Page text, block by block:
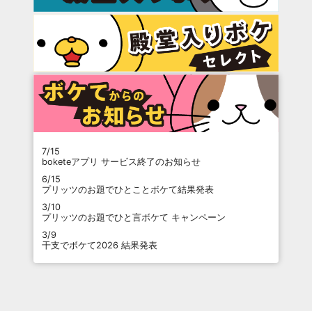
7/15
boketeアプリ サービス終了のお知らせ
6/15
プリッツのお題でひとことボケて結果発表
3/10
プリッツのお題でひと言ボケて キャンペーン
3/9
干支でボケて2026 結果発表